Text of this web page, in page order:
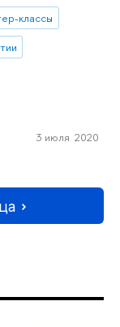
классы
3 июля 2020